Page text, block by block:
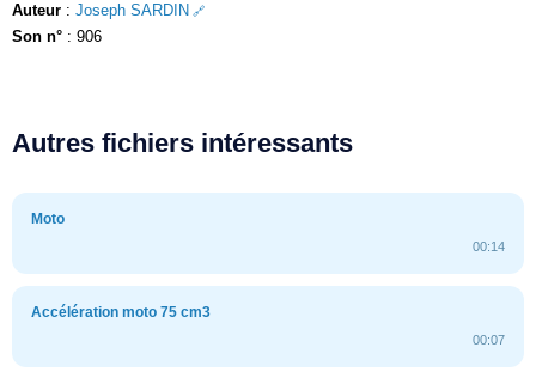
Auteur : Joseph SARDIN
Son n° : 906
Autres fichiers intéressants
Moto
00:14
Accélération moto 75 cm3
00:07